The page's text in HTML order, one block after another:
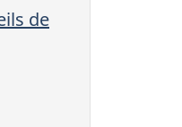
de